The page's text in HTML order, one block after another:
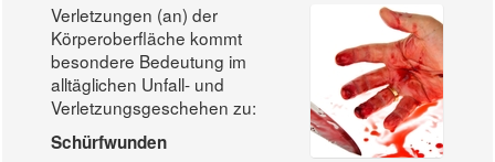
Verletzungen (an) der
Körperoberfläche kommt
besondere Bedeutung im
alltäglichen Unfall- und
Verletzungsgeschehen zu:
Schürfwunden